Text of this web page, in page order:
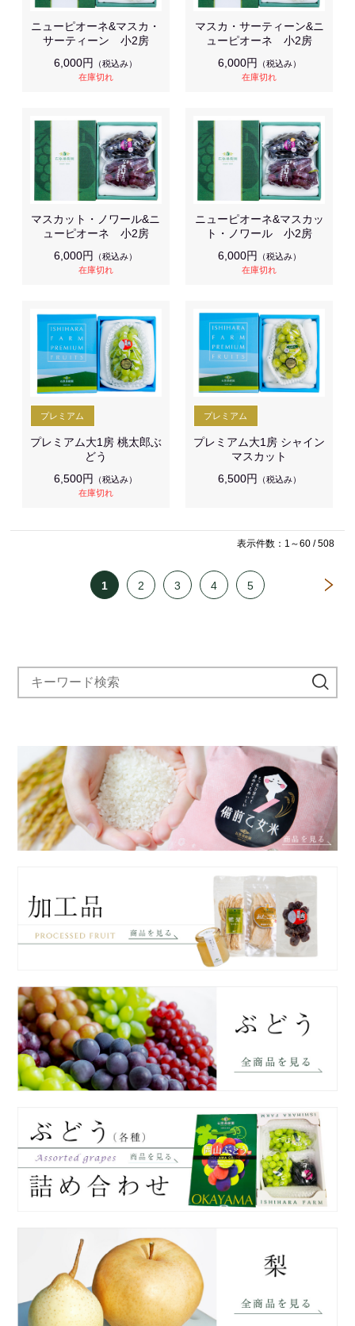
ニューピオーネ&マスカ・
サーティーン 小2房
6,000円
（税込み）
在庫切れ
マスカ・サーティーン&ニ
ューピオーネ 小2房
6,000円
（税込み）
在庫切れ
マスカット・ノワール&ニ
ューピオーネ 小2房
6,000円
（税込み）
在庫切れ
ニューピオーネ&マスカッ
ト・ノワール 小2房
6,000円
（税込み）
在庫切れ
プレミアム大1房 桃太郎ぶ
どう
6,500円
（税込み）
在庫切れ
プレミアム大1房 シャイン
マスカット
6,500円
（税込み）
表示件数：1～60 / 508
1 2 3 4 5